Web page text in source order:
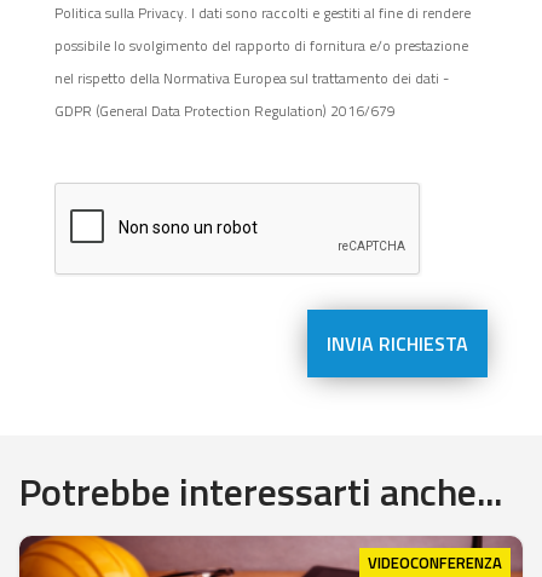
Politica sulla Privacy. I dati sono raccolti e gestiti al fine di rendere
possibile lo svolgimento del rapporto di fornitura e/o prestazione
nel rispetto della Normativa Europea sul trattamento dei dati -
GDPR (General Data Protection Regulation) 2016/679
Potrebbe interessarti anche...
VIDEOCONFERENZA